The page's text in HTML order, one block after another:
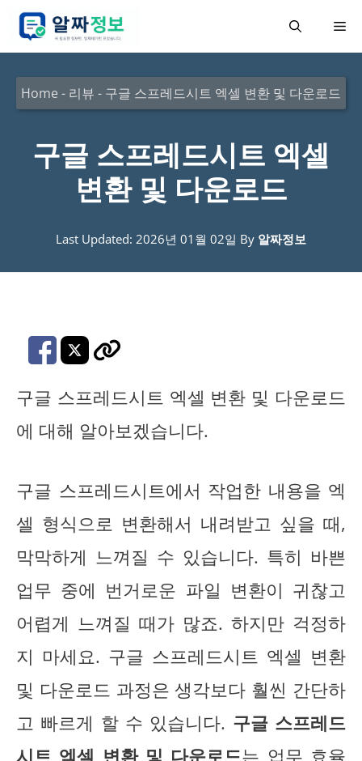
메
Home - 리뷰 - 구글 스프레드시트 엑셀 변환 및 다운로드
구글 스프레드시트 엑셀
변환 및 다운로드
Last Updated: 2026년 01월 02일 By 알짜정보
구글 스프레드시트 엑셀 변환 및 다운로드
에 대해 알아보겠습니다.
구글 스프레드시트에서 작업한 내용을 엑
셀 형식으로 변환해서 내려받고 싶을 때,
막막하게 느껴질 수 있습니다. 특히 바쁜
업무 중에 번거로운 파일 변환이 귀찮고
어렵게 느껴질 때가 많죠. 하지만 걱정하
지 마세요. 구글 스프레드시트 엑셀 변환
및 다운로드 과정은 생각보다 훨씬 간단하
고 빠르게 할 수 있습니다. 구글 스프레드
시트 엑셀 변환 및 다운로드는 업무 효율